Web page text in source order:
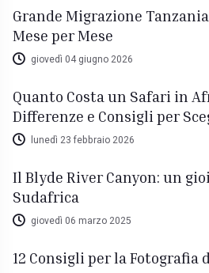
Grande Migrazione
Mese per Mese
giovedì 04 giugno 2026
Quanto Costa un Safari in
Differenze e Consigli per
lunedì 23 febbraio 2026
Il Blyde River Canyon: un
Sudafrica
giovedì 06 marzo 2025
12 Consigli per la Fotografia